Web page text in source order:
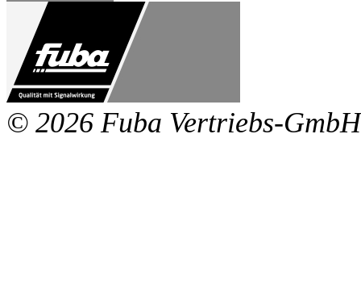
© 2026 Fuba Vertriebs-GmbH